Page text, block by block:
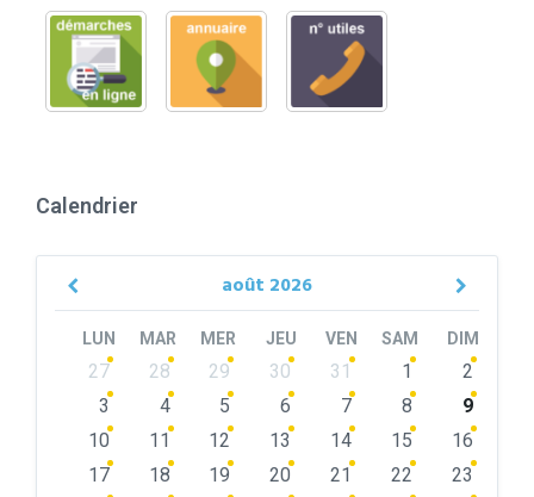
Calendrier
août 2026
Previous
LUN MAR MER JEU VEN SAM DIM
Skip
calendar
27 28 29 30 31 1
2
3
4 5 6 7 8
9
10
11 12 13 14 15
16
17
18 19 20 21 22
23